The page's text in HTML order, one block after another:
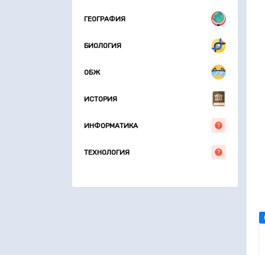
ГЕОГРАФИЯ
БИОЛОГИЯ
ОБЖ
ИСТОРИЯ
ИНФОРМАТИКА
ТЕХНОЛОГИЯ